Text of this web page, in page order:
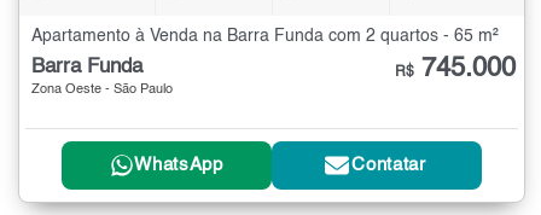
Apartamento à Venda na Barra Funda com 2 quartos - 65 m²
Barra Funda
Zona Oeste - São Paulo
R$ 745.000
WhatsApp Contatar